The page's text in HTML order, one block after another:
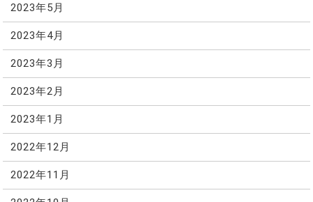
2023年5月
2023年4月
2023年3月
2023年2月
2023年1月
2022年12月
2022年11月